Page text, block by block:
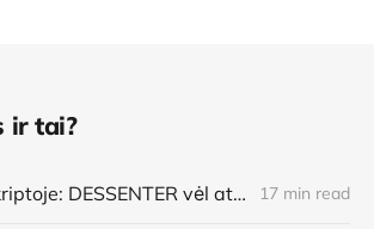
ir tai?
Diena kriptoje: DESSENTER vėl atsinaujino, istorinė Bitkoino savaitė, AI pasirinkimai, lietuviška MiCA 17 min read